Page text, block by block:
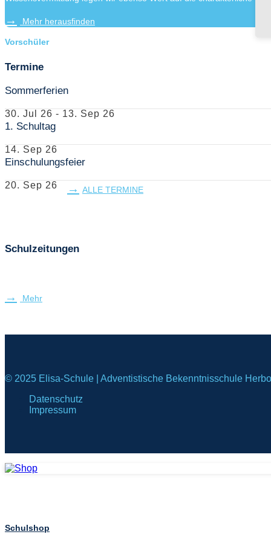
Mehr herausfinden
Vorschüler
Termine
Sommerferien
30. Jul 26 - 13. Sep 26
1. Schultag
14. Sep 26
Einschulungsfeier
20. Sep 26 ALLE TERMINE
Schulzeitungen
Mehr
© 2025 Elisa-Schule | Adventistische Bekenntnisschule
Datenschutz
Impressum
Schulshop